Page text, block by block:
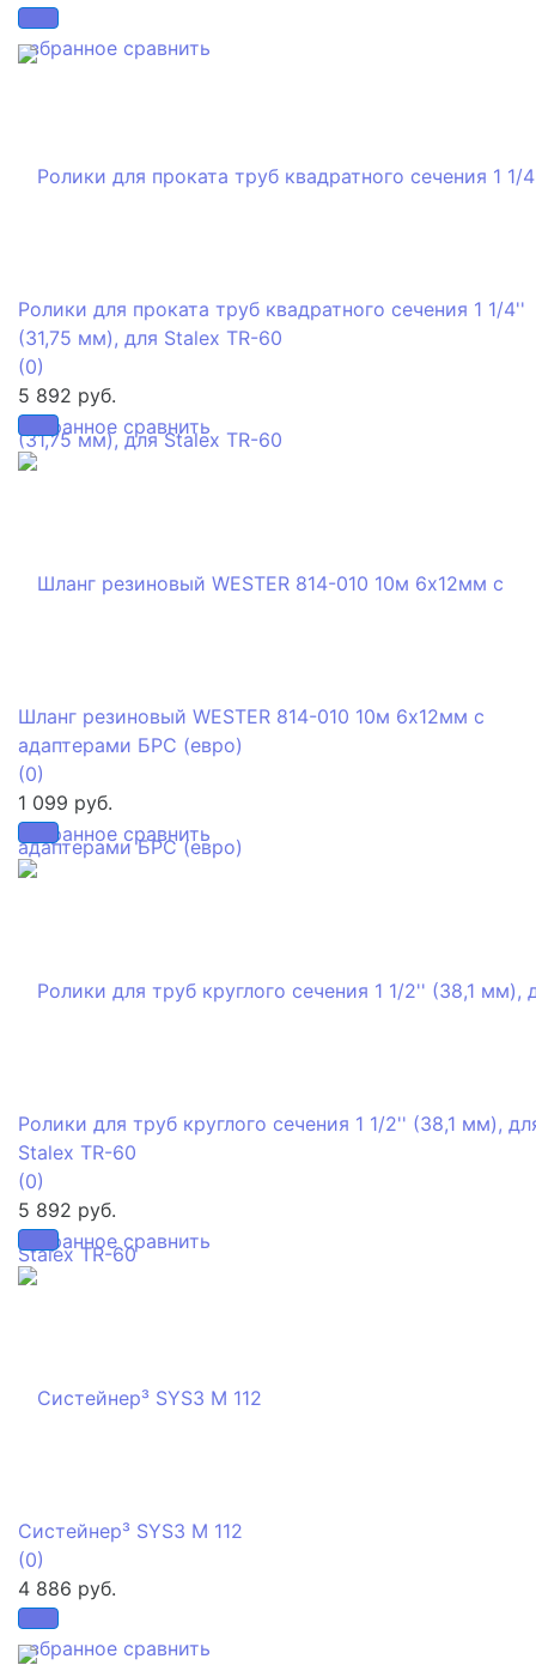
избранное сравнить
избранное сравнить
Ролики для проката труб квадратного сечения 1 1/4''
(31,75 мм), для Stalex TR-60
(0)
5 892 руб.
избранное сравнить
Шланг резиновый WESTER 814-010 10м 6х12мм с
адаптерами БРС (евро)
(0)
1 099 руб.
избранное сравнить
Ролики для труб круглого сечения 1 1/2'' (38,1 мм),
Stalex TR-60
(0)
5 892 руб.
избранное сравнить
Систейнер³ SYS3 M 112
(0)
4 886 руб.